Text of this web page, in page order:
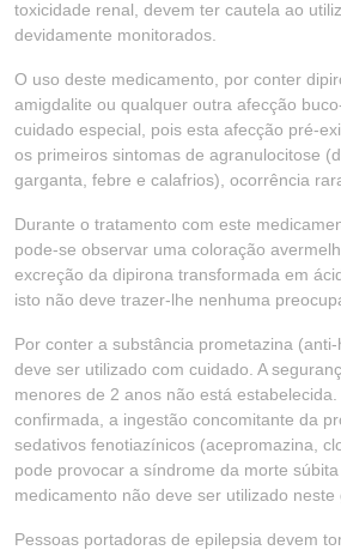
toxicidade renal, devem ter cautela ao
devidamente monitorados.
O uso deste medicamento, por conter
amigdalite ou qualquer outra afecção
cuidado especial, pois esta afecção pré-
os primeiros sintomas de agranulocitose
garganta, febre e calafrios), ocorrência
Durante o tratamento com este
pode-se observar uma coloração
excreção da dipirona transformada em
isto não deve trazer-lhe nenhuma
Por conter a substância prometazina
deve ser utilizado com cuidado. A
menores de 2 anos não está
confirmada, a ingestão concomitante da
sedativos fenotiazínicos (acepromazina,
pode provocar a síndrome da morte
medicamento não deve ser utilizado neste
Pessoas portadoras de epilepsia devem